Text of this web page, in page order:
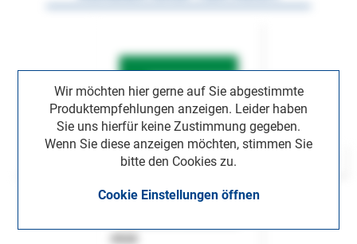
Wir möchten hier gerne auf Sie abgestimmte
Produktempfehlungen anzeigen. Leider haben
Sie uns hierfür keine Zustimmung gegeben.
Wenn Sie diese anzeigen möchten, stimmen Sie
bitte den Cookies zu.
Cookie Einstellungen öffnen